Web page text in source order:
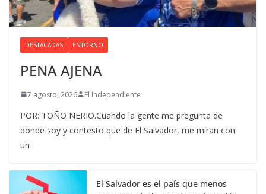
DESTACADAS ENTORNO
PENA AJENA
7 agosto, 2026 El Independiente
POR: TOÑO NERIO.Cuando la gente me pregunta de
donde soy y contesto que de El Salvador, me miran con
un
El Salvador es el país que menos